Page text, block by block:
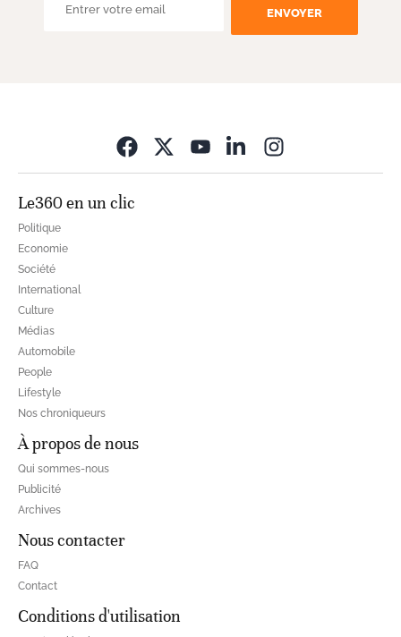
ENVOYER
Le360 en un clic
Politique
Economie
Société
International
Culture
Médias
Automobile
People
Lifestyle
Nos chroniqueurs
À propos de nous
Qui sommes-nous
Publicité
Archives
Nous contacter
FAQ
Contact
Conditions d'utilisation